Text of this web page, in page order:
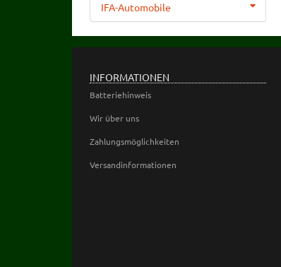
IFA-Automobile
INFORMATIONEN
Batteriehinweis
Wir über uns
Zahlungsmöglichkeiten
Versandinformationen